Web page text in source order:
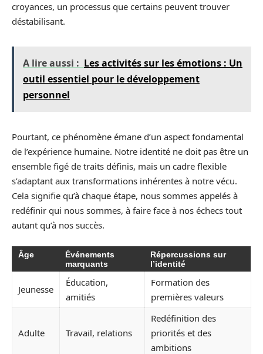
croyances, un processus que certains peuvent trouver
déstabilisant.
A lire aussi : Les activités sur les émotions : Un
outil essentiel pour le développement
personnel
Pourtant, ce phénomène émane d’un aspect fondamental
de l’expérience humaine. Notre identité ne doit pas être un
ensemble figé de traits définis, mais un cadre flexible
s’adaptant aux transformations inhérentes à notre vécu.
Cela signifie qu’à chaque étape, nous sommes appelés à
redéfinir qui nous sommes, à faire face à nos échecs tout
autant qu’à nos succès.
Âge
Événements
marquants
Répercussions sur
l’identité
Jeunesse
Éducation,
amitiés
Formation des
premières valeurs
Adulte Travail, relations
Redéfinition des
priorités et des
ambitions